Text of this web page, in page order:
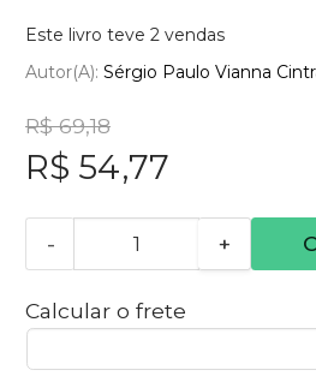
Este livro teve 2 vendas
Autor(a): Sérgio Paulo Vianna
R$ 69,18
R$ 54,77
- +
Calcular o frete